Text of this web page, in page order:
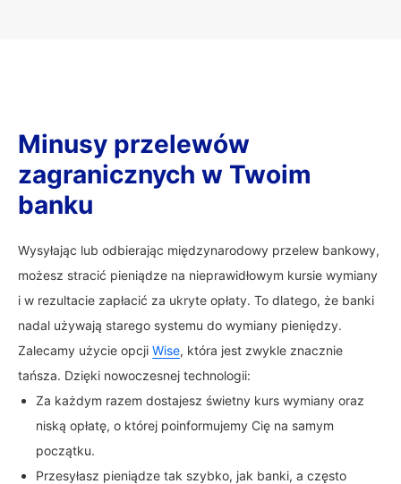
Minusy przelewów
zagranicznych w Twoim
banku
Wysyłając lub odbierając międzynarodowy przelew bankowy,
możesz stracić pieniądze na nieprawidłowym kursie wymiany
i w rezultacie zapłacić za ukryte opłaty. To dlatego, że banki
nadal używają starego systemu do wymiany pieniędzy.
Zalecamy użycie opcji Wise, która jest zwykle znacznie
tańsza. Dzięki nowoczesnej technologii:
Za każdym razem dostajesz świetny kurs wymiany oraz
niską opłatę, o której poinformujemy Cię na samym
początku.
Przesyłasz pieniądze tak szybko, jak banki, a często